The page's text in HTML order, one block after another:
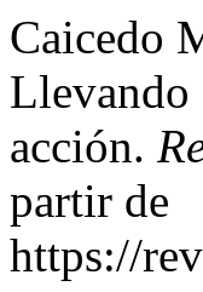
Caicedo
Llevando
acción.
partir de
https://